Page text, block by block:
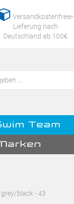
Versandkostenfreie-
Lieferung nach
Deutschland ab 100€
Team
black - 43